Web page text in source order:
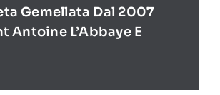
Gemellata Dal 2007
Antoine L’Abbaye E